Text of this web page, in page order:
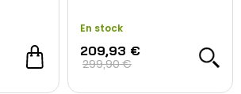
En stock
209,93 €
299,90 €